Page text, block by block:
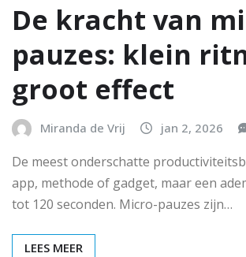
De kracht van
pauzes: klein
groot effect
Miranda de Vrij jan 2, 2026
De meest onderschatte
app, methode of gadget, maar een
tot 120 seconden. Micro-pauzes zijn…
LEES MEER